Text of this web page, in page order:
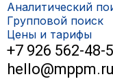
Аналитический
Групповой поиск
Цены и тарифы
+7 926 562-48-
hello@mppm.ru